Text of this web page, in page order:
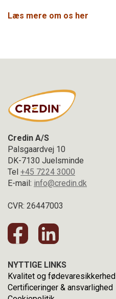
Læs mere om os her
Credin A/S
Palsgaardvej 10
DK-7130 Juelsminde
Tel +45 7224 3000
E-mail: info@credin.dk
CVR: 26447003
NYTTIGE LINKS
Kvalitet og fødevaresikkerhed
Certificeringer & ansvarlighed